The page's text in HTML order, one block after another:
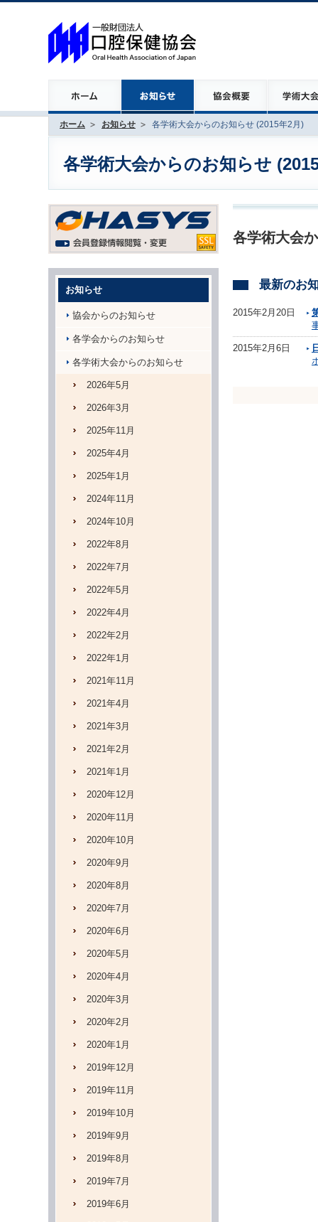
ホーム お知らせ 各学術大会からのお知らせ (2015年2月)
各学術大会からのお知らせ
各学術大会
最新のお
2015年2月20日
2015年2月6日
お知らせ
協会からのお知らせ
各学会からのお知らせ
各学術大会からのお知らせ
2026年5月
2026年3月
2025年11月
2025年4月
2025年1月
2024年11月
2024年10月
2022年8月
2022年7月
2022年5月
2022年4月
2022年2月
2022年1月
2021年11月
2021年4月
2021年3月
2021年2月
2021年1月
2020年12月
2020年11月
2020年10月
2020年9月
2020年8月
2020年7月
2020年6月
2020年5月
2020年4月
2020年3月
2020年2月
2020年1月
2019年12月
2019年11月
2019年10月
2019年9月
2019年8月
2019年7月
2019年6月